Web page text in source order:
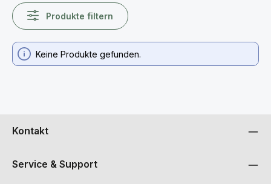
Produkte filtern
Keine Produkte gefunden.
Kontakt
Service & Support